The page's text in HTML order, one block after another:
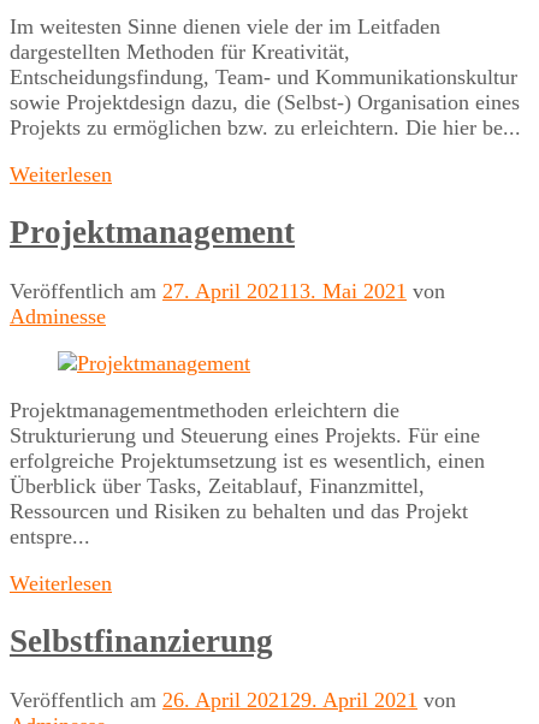
Im weitesten Sinne dienen viele der im Leitfaden
dargestellten Methoden für Kreativität,
Entscheidungsfindung, Team- und Kommunikationskultur
sowie Projektdesign dazu, die (Selbst-) Organisation eines
Projekts zu ermöglichen bzw. zu erleichtern. Die hier be...
Weiterlesen
Projektmanagement
Veröffentlich am 27. April 202113. Mai 2021 von
Adminesse
Projektmanagementmethoden erleichtern die
Strukturierung und Steuerung eines Projekts. Für eine
erfolgreiche Projektumsetzung ist es wesentlich, einen
Überblick über Tasks, Zeitablauf, Finanzmittel,
Ressourcen und Risiken zu behalten und das Projekt
entspre...
Weiterlesen
Selbstfinanzierung
Veröffentlich am 26. April 2021 29. April 2021 von